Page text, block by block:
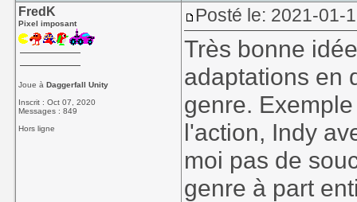
FredK
Pixel imposant
Joue àDaggerfall Unity
Inscrit : Oct 07, 2020
Messages : 849
Hors ligne
Posté le: 2021-01-
Très bonne
adaptations en
genre.
l'action, Indy
moi pas de
genre à part